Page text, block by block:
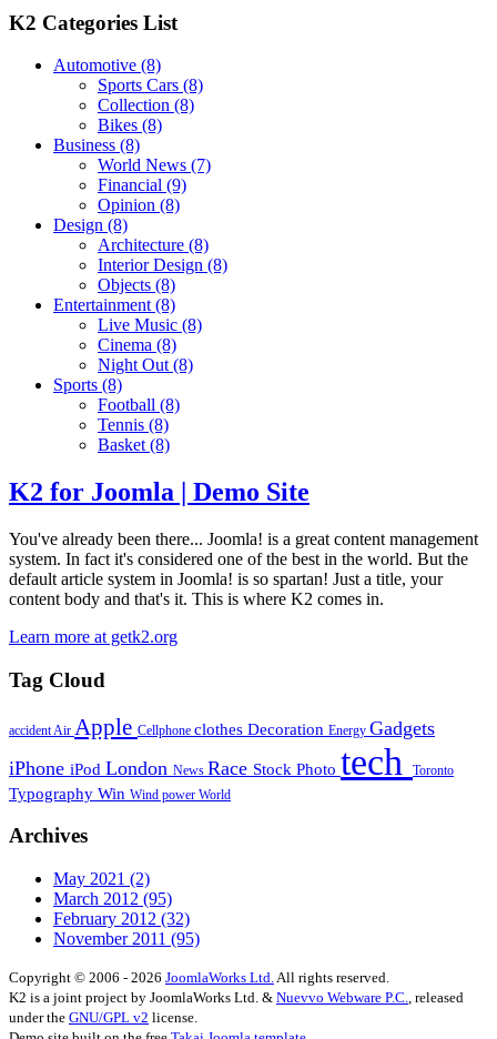
K2 Categories List
Automotive (8)
Sports Cars (8)
Collection (8)
Bikes (8)
Business (8)
World News (7)
Financial (9)
Opinion (8)
Design (8)
Architecture (8)
Interior Design (8)
Objects (8)
Entertainment (8)
Live Music (8)
Cinema (8)
Night Out (8)
Sports (8)
Football (8)
Tennis (8)
Basket (8)
K2 for Joomla | Demo Site
You've already been there... Joomla! is a great content management
system. In fact it's considered one of the best in the world. But the
default article system in Joomla! is so spartan! Just a title, your
content body and that's it. This is where K2 comes in.
Learn more at getk2.org
Tag Cloud
accident Air Apple Cellphone clothes Decoration Energy Gadgets
iPhone iPod London News Race Stock Photo tech Toronto
Typography Win Wind power World
Archives
May 2021 (2)
March 2012 (95)
February 2012 (32)
November 2011 (95)
Copyright © 2006 - 2026 JoomlaWorks Ltd.All rights reserved.
K2 is a joint project by JoomlaWorks Ltd. & Nuevvo Webware P.C., released
under the GNU/GPL v2 license.